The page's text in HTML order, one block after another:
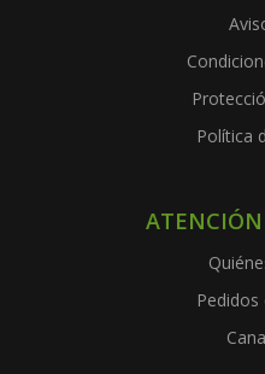
Política
Pedidos